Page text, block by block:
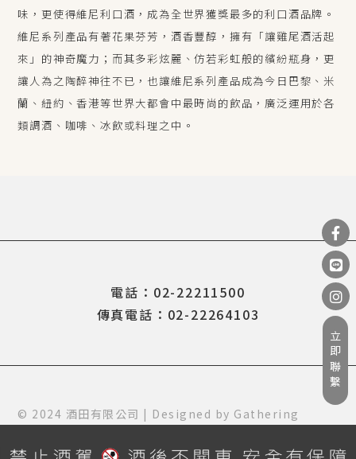
味，更使得維尼利口酒，成為全世界獲獎最多的利口酒品牌。
維尼系列產品有著花果芬芳，酒香豐醇，擁有「讓雞尾酒活起
來」的神奇魔力；而其多彩炫麗、仿若彩虹般的繽紛瓶身，更
讓人為之陶醉神往不已，也讓維尼系列產品成為今日巴黎、米
蘭、紐約、香港等世界大都會中最時尚的飲品，廣泛運用於各
類調酒、咖啡、冰飲或料理之中。
立即聯繫
電話：02-22211500
傳真電話：02-22264103
© 2024 酒田有限公司 | Designed by Gathering